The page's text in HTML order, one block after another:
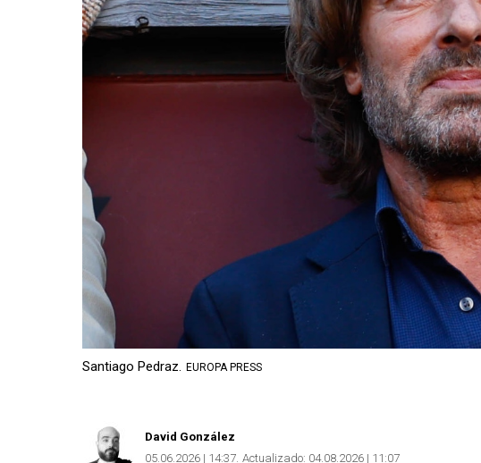
Santiago Pedraz. EUROPA PRESS
David González
05.06.2026 | 14:37 Actualizado: 04.08.2026 | 11:07